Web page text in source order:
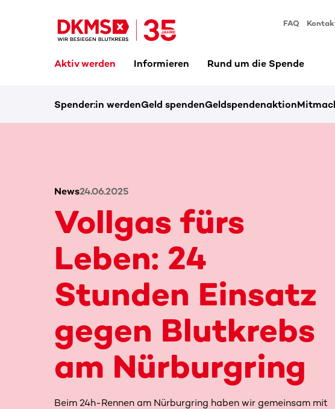
FAQ
Aktiv werden Informieren Rund um die Spende
Spender:in werdenGeld spendenGeldspendenaktion
News24.06.2025
Vollgas fürs
Leben: 24
Stunden Einsatz
gegen Blutkrebs
am Nürburgring
Beim 24h-Rennen am Nürburgring haben wir gemeinsam mit